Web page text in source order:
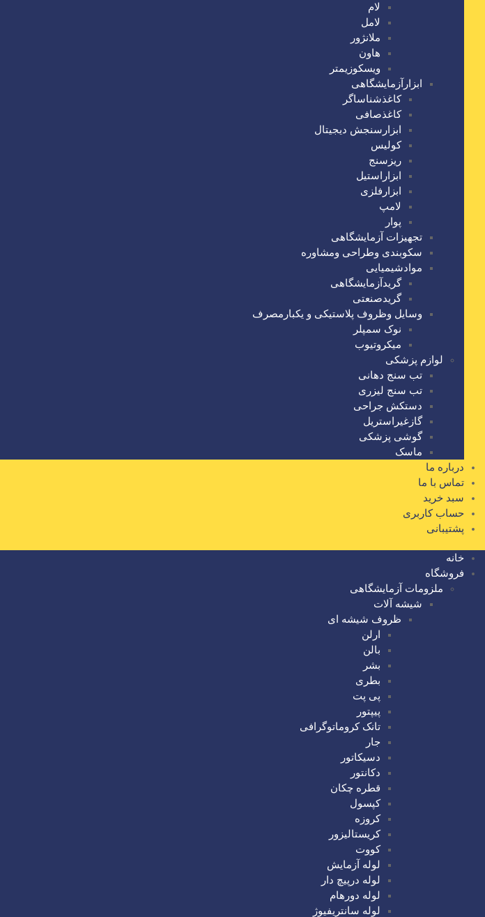
لام
لامل
ملانژور
هاون
ویسکوزیمتر
ابزارآزمایشگاهی
کاغذشناساگر
کاغذصافی
ابزارسنجش دیجیتال
کولیس
ریزسنج
ابزاراستیل
ابزارفلزی
لامپ
پوار
تجهیزات آزمایشگاهی
سکوبندی وطراحی ومشاوره
موادشیمیایی
گریدآزمایشگاهی
گریدصنعتی
وسایل وظروف پلاستیکی و یکبارمصرف
نوک سمپلر
میکروتیوب
لوازم پزشکی
تب سنج دهانی
تب سنج لیزری
دستکش جراحی
گازغیراستریل
گوشی پزشکی
ماسک
درباره ما
تماس با ما
سبد خرید
حساب کاربری
پشتیبانی
خانه
فروشگاه
ملزومات آزمایشگاهی
شیشه آلات
ظروف شیشه ای
ارلن
بالن
بشر
بطری
پی پت
پیپتور
تانک کروماتوگرافی
جار
دسیکاتور
دکانتور
قطره چکان
کپسول
کروزه
کریستالیزور
کووت
لوله آزمایش
لوله درپیچ دار
لوله دورهام
لوله سانتریفیوژ